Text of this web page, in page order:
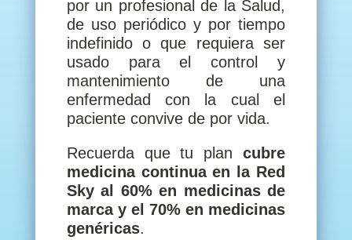
por un profesional de la Salud,
de uso periódico y por tiempo
indefinido o que requiera ser
usado para el control y
mantenimiento de una
enfermedad con la cual el
paciente convive de por vida.
Recuerda que tu plancubre
medicina continua en la Red
Sky al 60% en medicinas de
marca y el 70% en medicinas
genéricas.